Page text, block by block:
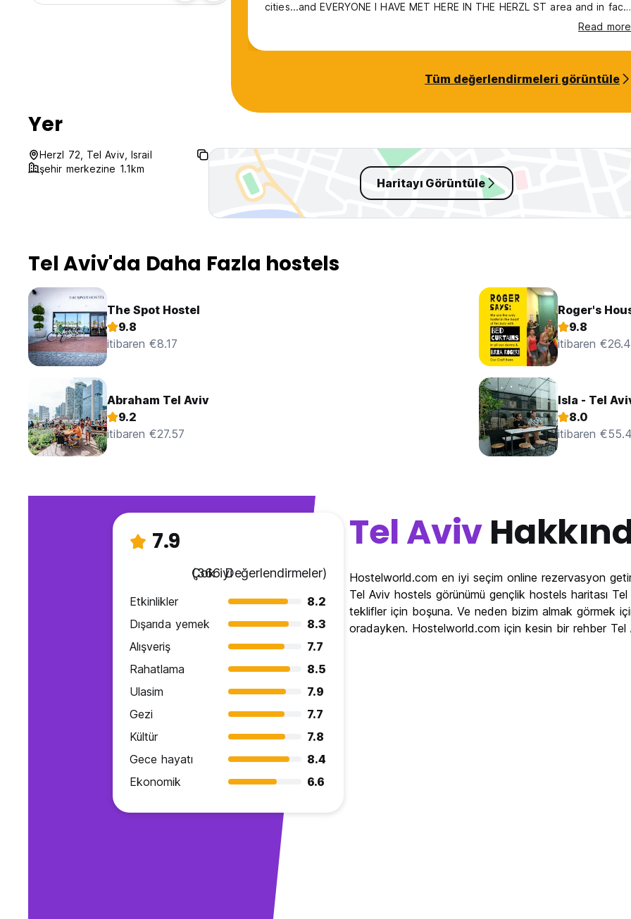
cities...and EVERYONE I HAVE MET HERE IN THE HERZL ST area and in fact
in the whole of Tel Aviv has been WONDERFUL I LOVE the location.Read more
Tüm değerlendirmeleri görüntüle
Yer
Herzl 72, Tel Aviv, Israil
şehir merkezine 1.1km
Haritayı Görüntüle
Tel Aviv'da Daha Fazla hostels
The Spot Hostel
9.8
itibaren €8.17
Roger's
9.8
itibaren
Abraham Tel Aviv
9.2
itibaren €27.57
Isla - Tel
8.0
itibaren
7.9
Çok iyi
(366 Değerlendirmeler)
Etkinlikler
8.2
Dışarıda yemek
8.3
Alışveriş
7.7
Rahatlama
8.5
Ulasim
7.9
Gezi
7.7
Kültür
7.8
Gece hayatı
8.4
Ekonomik
6.6
Tel Aviv
Hostelworld.com en iyi seçim online rezervasyon
Tel Aviv hostels görünümü gençlik hostels haritası
teklifler için boşuna. Ve neden bizim almak görmek
oradayken. Hostelworld.com için kesin bir rehber